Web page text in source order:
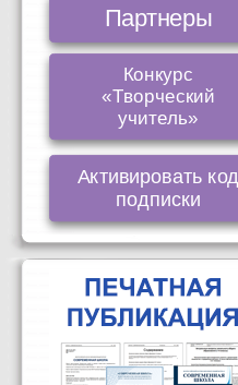
Партнеры
Конкурс
«Творческий
учитель»
Активировать код
подписки